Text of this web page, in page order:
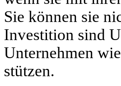
Sie können sie
Investition sind
Unternehmen
stützen.